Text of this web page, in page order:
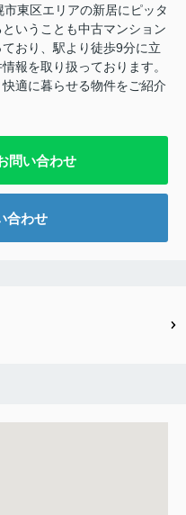
市東区エリアの新居にピッタ
いうことも中古マンション
おり、駅より徒歩9分に立
報を取り扱っております。
適に暮らせる物件をご紹介
問い合わせ
合わせ